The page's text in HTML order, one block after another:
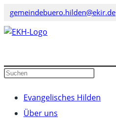
Zum
springen
gemeindebuero.hilden@ekir.de
Diese
durchsuchen
Press
to
Evangelisches Hilden
Über uns